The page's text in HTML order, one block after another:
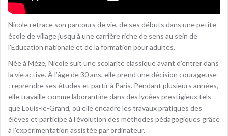
Nicole retrace son parcours de vie, de ses débuts dans une petite
école de village jusqu’à une carrière riche de sens au sein de
l’Éducation nationale et de la formation pour adultes.
Née à Mèze, Nicole suit une scolarité classique avant d’entrer dans
la vie active. À l’âge de 30 ans, elle prend une décision courageuse
: reprendre ses études et partir à Paris. Pendant plusieurs années,
elle travaille comme laborantine dans des lycées prestigieux tels
que Louis-le-Grand, où elle encadre les travaux pratiques des
élèves et participe à l’évolution des méthodes pédagogiques grâce
à l’expérimentation assistée par ordinateur.